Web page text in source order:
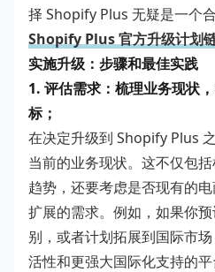
择 Shopify Plus 无疑是一个合
Shopify Plus 官方升级计划
实施升级：步骤和最佳实践
1. 评估需求：梳理业务现状
标；
在决定升级到 Shopify Plus
当前的业务现状。这不仅包
趋势，还要考虑是否现有的
扩展的需求。例如，如果你
别，或者计划拓展到国际市
活性和更强大国际化支持的